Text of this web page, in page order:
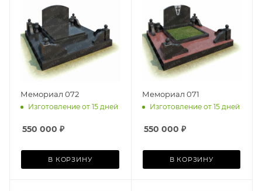
Мемориал 072
Изготовление от 15 дней
550 000 ₽
В КОРЗИНУ
Мемориал 071
Изготовление от 15 дней
550 000 ₽
В КОРЗИНУ